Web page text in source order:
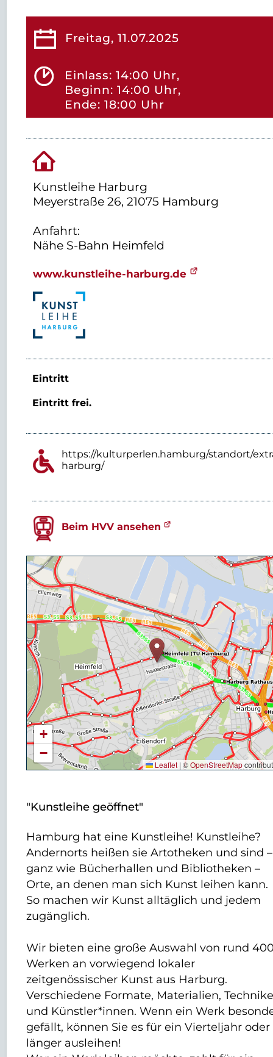
Freitag, 11.07.2025
Einlass: 14:00 Uhr,
Beginn: 14:00 Uhr,
Ende: 18:00 Uhr
Kunstleihe Harburg
Meyerstraße 26, 21075 Hamburg
Anfahrt:
Nähe S-Bahn Heimfeld
www.kunstleihe-harburg.de
Eintritt
Eintritt frei.
https://kulturperlen.hamburg/standort/
harburg/
Beim HVV ansehen
+
−
Leaflet | ©OpenStreetMap
"Kunstleihe geöffnet"
Hamburg hat eine Kunstleihe! Kunstleihe?
Andernorts heißen sie Artotheken und sind –
ganz wie Bücherhallen und Bibliotheken –
Orte, an denen man sich Kunst leihen kann.
So machen wir Kunst alltäglich und jedem
zugänglich.
Wir bieten eine große Auswahl von rund
Werken an vorwiegend lokaler
zeitgenössischer Kunst aus Harburg.
Verschiedene Formate, Materialien,
und Künstler*innen. Wenn ein Werk
gefällt, können Sie es für ein Vierteljahr oder
länger ausleihen!